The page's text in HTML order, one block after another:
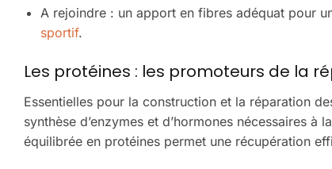
A rejoindre : un apport en fibres adéquat pour
sportif.
Les protéines : les promoteurs de la
Essentielles pour la construction et la réparation
synthèse d’enzymes et d’hormones nécessaires
équilibrée en protéines permet une récupération